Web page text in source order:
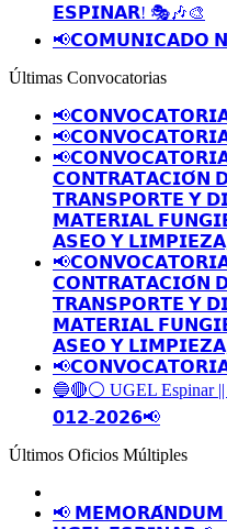
𝗘𝗦𝗣𝗜𝗡𝗔𝗥! 🎭🎶🎨
📢𝗖𝗢𝗠𝗨𝗡𝗜𝗖𝗔𝗗𝗢
Últimas Convocatorias
📢𝗖𝗢𝗡𝗩𝗢𝗖𝗔𝗧𝗢𝗥𝗜𝗔
𝗖𝗢𝗡𝗧𝗥𝗔𝗧𝗔𝗖𝗜𝗢́𝗡
𝗧𝗥𝗔𝗡𝗦𝗣𝗢𝗥𝗧𝗘 𝗬
𝗠𝗔𝗧𝗘𝗥𝗜𝗔𝗟
𝗔𝗦𝗘𝗢 𝗬
📢𝗖𝗢𝗡𝗩𝗢𝗖𝗔𝗧𝗢𝗥𝗜𝗔
𝗖𝗢𝗡𝗧𝗥𝗔𝗧𝗔𝗖𝗜𝗢́𝗡
𝗧𝗥𝗔𝗡𝗦𝗣𝗢𝗥𝗧𝗘 𝗬
𝗠𝗔𝗧𝗘𝗥𝗜𝗔𝗟
𝗔𝗦𝗘𝗢 𝗬
🔵🔴⚪️ UGEL
𝟬𝟭𝟮-𝟮𝟬𝟮𝟲📢
Últimos Oficios Múltiples
📢 𝗠𝗘𝗠𝗢𝗥𝗔́𝗡𝗗𝗨𝗠